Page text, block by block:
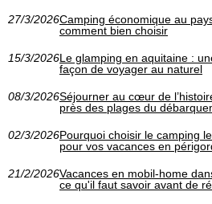
27/3/2026Camping économique au
comment bien choisir
15/3/2026Le glamping en aquitaine :
façon de voyager au naturel
08/3/2026Séjourner au cœur de
près des plages du
02/3/2026Pourquoi choisir le camping
pour vos vacances en
21/2/2026Vacances en mobil-home
ce qu'il faut savoir avant de